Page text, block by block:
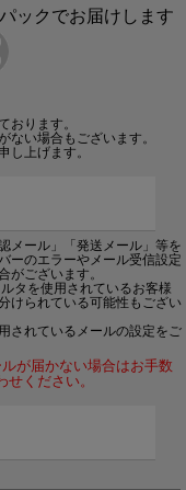
ックでお届けします
おります。
ない場合もございます。
し上げます。
メール」「発送メール」等を
ーのエラーやメール受信設定
がございます。
タを使用されているお客様
けられている可能性もござい
されているメールの設定をご
が届かない場合はお手数
ください。